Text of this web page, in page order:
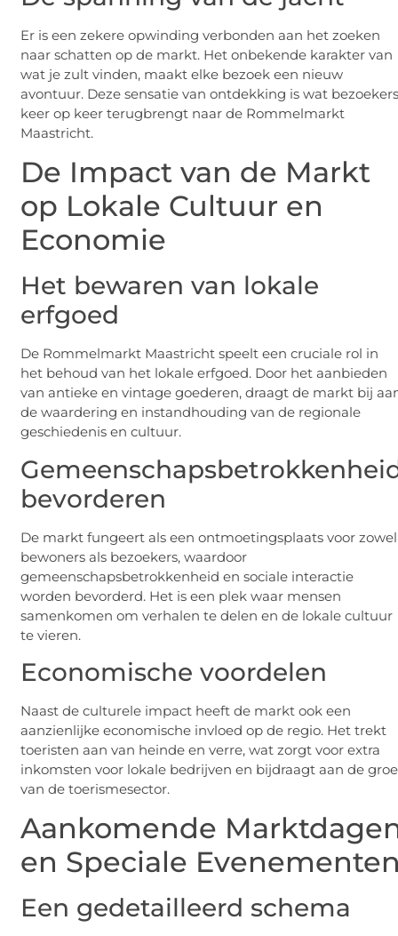
Er is een zekere opwinding verbonden aan het zoeken
naar schatten op de markt. Het onbekende karakter van
wat je zult vinden, maakt elke bezoek een nieuw
avontuur. Deze sensatie van ontdekking is wat
keer op keer terugbrengt naar de Rommelmarkt
Maastricht.
De Impact van de Markt
op Lokale Cultuur en
Economie
Het bewaren van lokale
erfgoed
De Rommelmarkt Maastricht speelt een cruciale rol in
het behoud van het lokale erfgoed. Door het aanbieden
van antieke en vintage goederen, draagt de markt bij
de waardering en instandhouding van de regionale
geschiedenis en cultuur.
bevorderen
De markt fungeert als een ontmoetingsplaats voor zowel
bewoners als bezoekers, waardoor
gemeenschapsbetrokkenheid en sociale interactie
worden bevorderd. Het is een plek waar mensen
samenkomen om verhalen te delen en de lokale cultuur
te vieren.
Economische voordelen
Naast de culturele impact heeft de markt ook een
aanzienlijke economische invloed op de regio. Het trekt
toeristen aan van heinde en verre, wat zorgt voor extra
inkomsten voor lokale bedrijven en bijdraagt aan de
van de toerismesector.
Aankomende
en Speciale
Een gedetailleerd schema